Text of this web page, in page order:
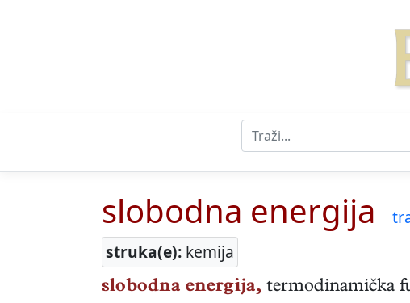
slobodna energija
struka(e): kemija
slobodna energija, termodinamička